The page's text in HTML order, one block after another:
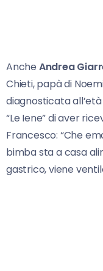
Anche Andrea
Chieti, papà di
diagnosticata
“Le Iene” di aver
Francesco: “Che
bimba sta a casa
gastrico, viene